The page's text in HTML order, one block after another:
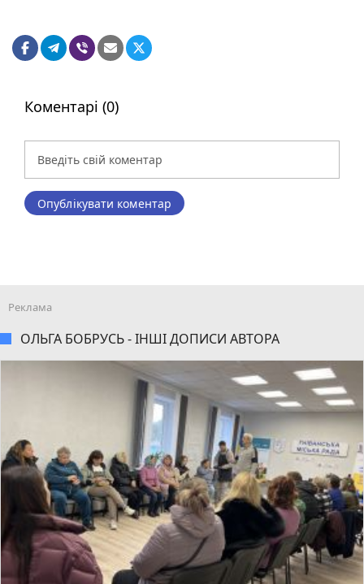
Коментарі (0)
Опублікувати коментар
ОЛЬГА БОБРУСЬ - ІНШІ ДОПИСИ АВТОРА